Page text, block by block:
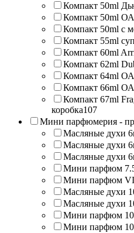
Компакт 50ml
Компакт 50ml
Компакт 50ml с
Компакт 55ml
Компакт 60ml
Компакт 62ml
Компакт 64ml
Компакт 66ml
Компакт 67ml
коробка107
Мини парфюмерия -
Масляные духи
Масляные духи
Масляные духи
Мини парфюм
Мини парфюм
Масляные духи
Масляные духи
Мини парфюм
Мини парфюм